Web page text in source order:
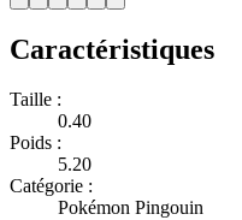
Caractéristiques
Taille :
0.40
Poids :
5.20
Catégorie :
Pokémon Pingouin